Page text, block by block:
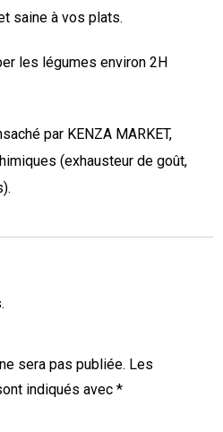
saine à vos plats.
les légumes environ 2H
par KENZA MARKET,
(exhausteur de goût,
sera pas publiée. Les
indiqués avec *